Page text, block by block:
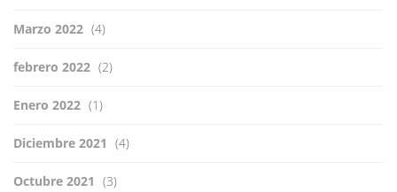
Marzo 2022 (4)
febrero 2022 (2)
Enero 2022 (1)
Diciembre 2021 (4)
Octubre 2021 (3)